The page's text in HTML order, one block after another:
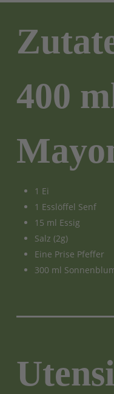
400
1 Ei
1 Esslöffel Senf
15 ml Essig
Salz (2g)
Eine Prise Pfeffer
300 ml